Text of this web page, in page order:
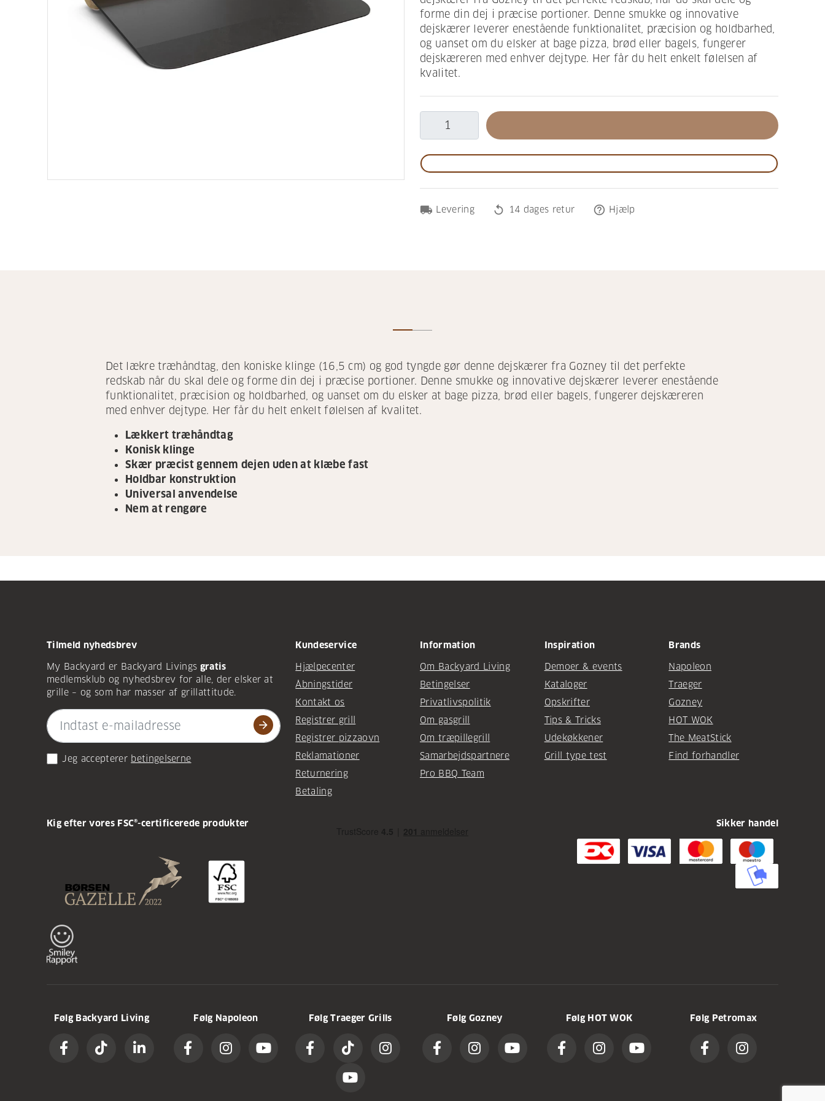
forme din dej i præcise portioner. Denne smukke og innovative
dejskærer leverer enestående funktionalitet, præcision og holdbarhed,
og uanset om du elsker at bage pizza, brød eller bagels, fungerer
dejskæreren med enhver dejtype. Her får du helt enkelt følelsen af
kvalitet.
local_shipping Levering replay 14 dages retur help_outline Hjælp
Det lækre træhåndtag, den koniske klinge (16,5 cm) og god tyngde gør denne dejskærer fra Gozney til det perfekte
redskab når du skal dele og forme din dej i præcise portioner. Denne smukke og innovative dejskærer leverer enestående
funktionalitet, præcision og holdbarhed, og uanset om du elsker at bage pizza, brød eller bagels, fungerer dejskæreren
med enhver dejtype. Her får du helt enkelt følelsen af kvalitet.
Lækkert træhåndtag
Konisk klinge
Skær præcist gennem dejen uden at klæbe fast
Holdbar konstruktion
Universal anvendelse
Nem at rengøre
Tilmeld nyhedsbrev
My Backyard er Backyard Livings gratis
medlemsklub og nyhedsbrev for alle, der elsker at
grille – og som har masser af grillattitude.
arrow_forward
Jeg accepterer betingelserne
Kundeservice
Hjælpecenter
Åbningstider
Kontakt os
Registrer grill
Registrer pizzaovn
Reklamationer
Returnering
Betaling
Information
Om Backyard Living
Betingelser
Privatlivspolitik
Om gasgrill
Om træpillegrill
Samarbejdspartnere
Pro BBQ Team
Inspiration
Demoer & events
Kataloger
Opskrifter
Tips & Tricks
Udekøkkener
Grill type test
Brands
Napoleon
Traeger
Gozney
HOT WOK
The MeatStick
Find forhandler
Kig efter vores FSC®-certificerede produkter Sikker handel
Følg Backyard Living Følg Napoleon Følg Traeger Grills Følg Gozney Følg HOT WOK Følg Petromax